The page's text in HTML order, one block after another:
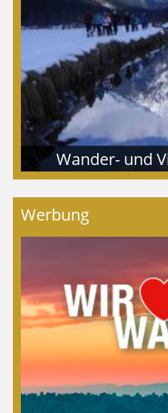
Wander- und
Werbung